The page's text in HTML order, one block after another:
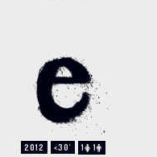
2012 <30' 1 1